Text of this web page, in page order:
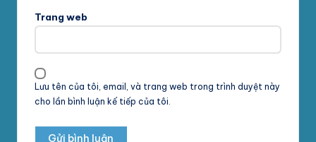
Trang web
Lưu tên của tôi, email, và trang web trong trình duyệt này
cho lần bình luận kế tiếp của tôi.